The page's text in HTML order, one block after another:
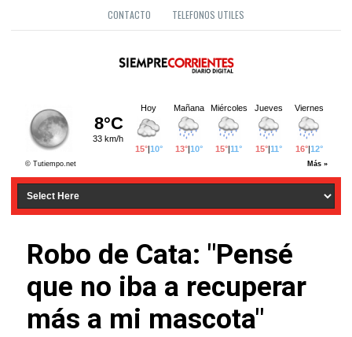
CONTACTO TELEFONOS UTILES
Robo de Cata: "Pensé
que no iba a recuperar
más a mi mascota"